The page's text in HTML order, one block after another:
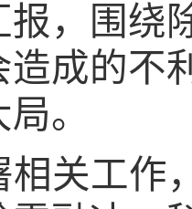
报，围绕
造成的不
。
相关工作